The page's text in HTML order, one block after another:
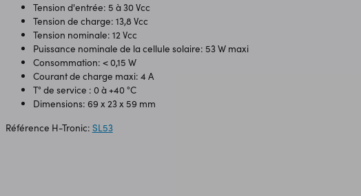
Tension d'entrée: 5 à 30 Vcc
Tension de charge: 13,8 Vcc
Tension nominale: 12 Vcc
Puissance nominale de la cellule solaire: 53 W maxi
Consommation: < 0,15 W
Courant de charge maxi: 4 A
T° de service : 0 à +40 °C
Dimensions: 69 x 23 x 59 mm
Référence H-Tronic: SL53